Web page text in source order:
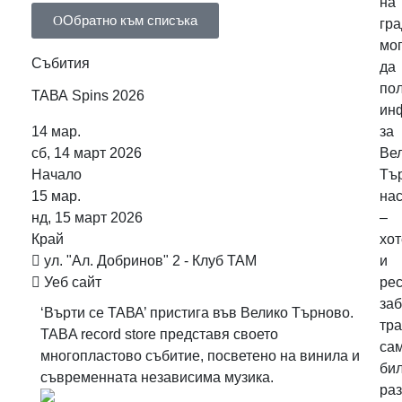
Обратно към списъка
Събития
ТАВА Spins 2026
14 мар.
сб, 14 март 2026
Начало
15 мар.
нд, 15 март 2026
Край
ул. "Ал. Добринов" 2 - Клуб ТАМ
Уеб сайт
‘Върти се ТАВА’ пристига във Велико Търново.
TABA record store представя своето
многопластово събитие, посветено на винила и
съвременната независима музика.
да
за
–
и